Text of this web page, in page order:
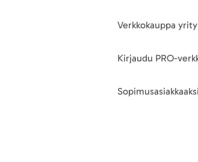
Verkkokauppa
Kirjaudu PRO-